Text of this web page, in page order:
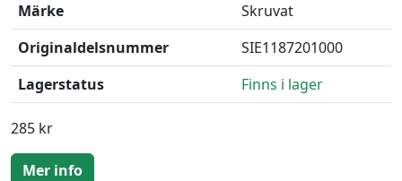
Märke
Skruvat
Originaldelsnummer
SIE1187201000
Lagerstatus
Finns i lager
285 kr
Mer info